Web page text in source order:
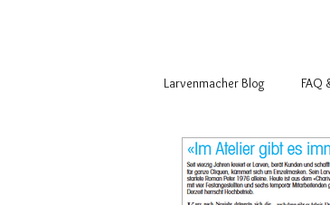
Larvenmacher Blog FAQ
Basler Fasnachtsfiguren